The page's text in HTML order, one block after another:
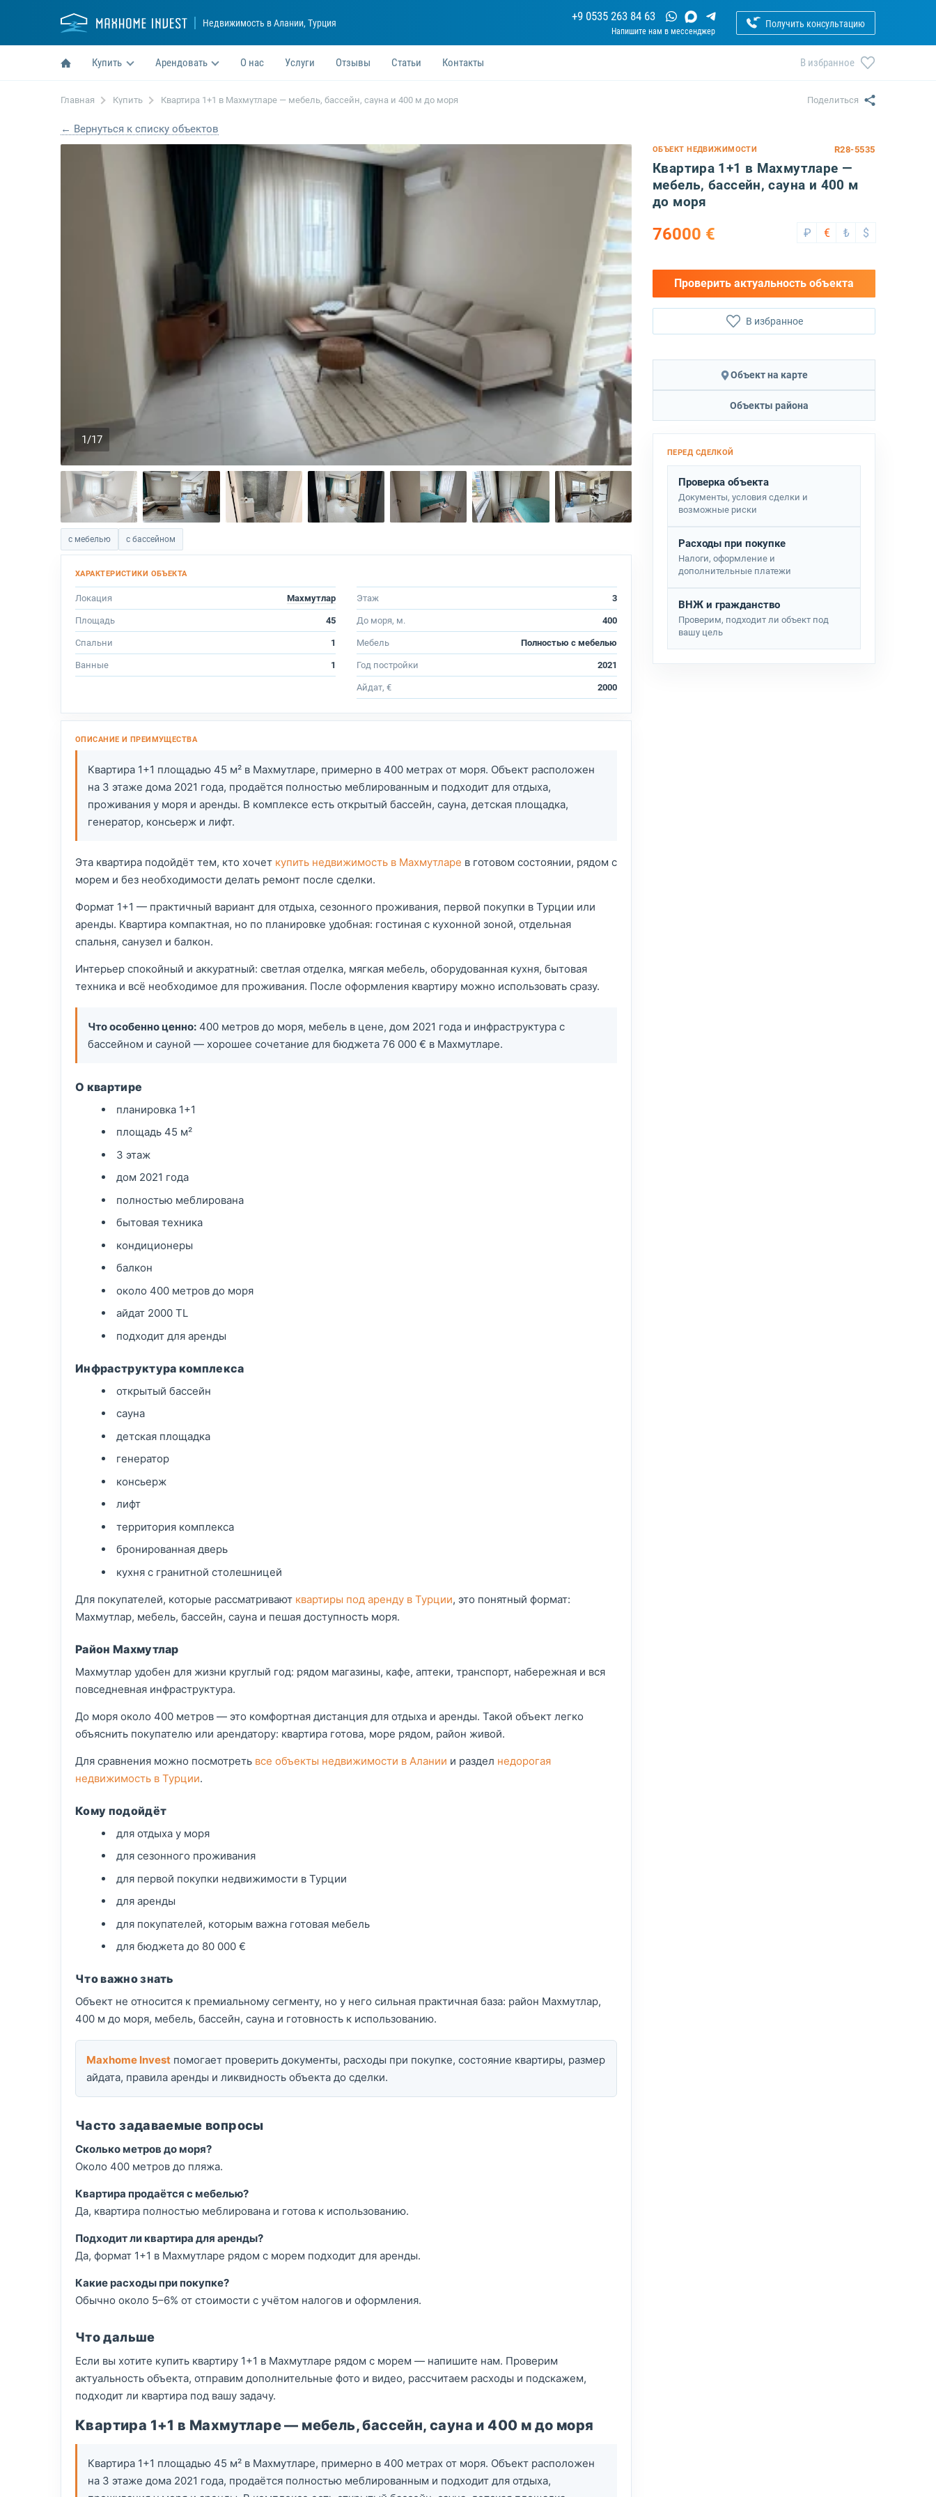
Недвижимость в Алании, Турция +9 0535 263 84 63
Получить консультацию
Купить Арендовать О нас Услуги Отзывы Статьи Контакты В избранное
Главная Купить Квартира 1+1 в Махмутларе — мебель, бассейн, сауна и 400 м до моря Поделиться
← Вернуться к списку объектов
1/17
с мебелью с бассейном
ОБЪЕКТ НЕДВИЖИМОСТИ R28-5535
Квартира 1+1 в Махмутларе —
мебель, бассейн, сауна и 400 м
до моря
76000 € ₽ € ₺ $
Проверить актуальность объекта
В избранное
Объект на карте
Объекты района
Проверка объекта
Документы, условия сделки и
возможные риски
Расходы при покупке
Налоги, оформление и
дополнительные платежи
ВНЖ и гражданство
Проверим, подходит ли объект под
вашу цель
Локация Махмутлар
Площадь 45
Спальни 1
Ванные 1
Этаж 3
До моря, м. 400
Мебель Полностью с мебелью
Год постройки 2021
Айдат, € 2000
Квартира 1+1 площадью 45 м² в Махмутларе, примерно в 400 метрах от моря. Объект расположен
на 3 этаже дома 2021 года, продаётся полностью меблированным и подходит для отдыха,
проживания у моря и аренды. В комплексе есть открытый бассейн, сауна, детская площадка,
генератор, консьерж и лифт.
Эта квартира подойдёт тем, кто хочет купить недвижимость в Махмутларе в готовом состоянии, рядом с
морем и без необходимости делать ремонт после сделки.
Формат 1+1 — практичный вариант для отдыха, сезонного проживания, первой покупки в Турции или
аренды. Квартира компактная, но по планировке удобная: гостиная с кухонной зоной, отдельная
спальня, санузел и балкон.
Интерьер спокойный и аккуратный: светлая отделка, мягкая мебель, оборудованная кухня, бытовая
техника и всё необходимое для проживания. После оформления квартиру можно использовать сразу.
Что особенно ценно: 400 метров до моря, мебель в цене, дом 2021 года и инфраструктура с
бассейном и сауной — хорошее сочетание для бюджета 76 000 € в Махмутларе.
О квартире
планировка 1+1
площадь 45 м²
3 этаж
дом 2021 года
полностью меблирована
бытовая техника
кондиционеры
балкон
около 400 метров до моря
айдат 2000 TL
подходит для аренды
Инфраструктура комплекса
открытый бассейн
сауна
детская площадка
генератор
консьерж
лифт
территория комплекса
бронированная дверь
кухня с гранитной столешницей
Для покупателей, которые рассматривают квартиры под аренду в Турции, это понятный формат:
Махмутлар, мебель, бассейн, сауна и пешая доступность моря.
Район Махмутлар
Махмутлар удобен для жизни круглый год: рядом магазины, кафе, аптеки, транспорт, набережная и вся
повседневная инфраструктура.
До моря около 400 метров — это комфортная дистанция для отдыха и аренды. Такой объект легко
объяснить покупателю или арендатору: квартира готова, море рядом, район живой.
Для сравнения можно посмотреть все объекты недвижимости в Алании и раздел недорогая
недвижимость в Турции.
Кому подойдёт
для отдыха у моря
для сезонного проживания
для первой покупки недвижимости в Турции
для аренды
для покупателей, которым важна готовая мебель
для бюджета до 80 000 €
Что важно знать
Объект не относится к премиальному сегменту, но у него сильная практичная база: район Махмутлар,
400 м до моря, мебель, бассейн, сауна и готовность к использованию.
Maxhome Invest помогает проверить документы, расходы при покупке, состояние квартиры, размер
айдата, правила аренды и ликвидность объекта до сделки.
Часто задаваемые вопросы
Сколько метров до моря?
Около 400 метров до пляжа.
Квартира продаётся с мебелью?
Да, квартира полностью меблирована и готова к использованию.
Подходит ли квартира для аренды?
Да, формат 1+1 в Махмутларе рядом с морем подходит для аренды.
Какие расходы при покупке?
Обычно около 5–6% от стоимости с учётом налогов и оформления.
Что дальше
Если вы хотите купить квартиру 1+1 в Махмутларе рядом с морем — напишите нам. Проверим
актуальность объекта, отправим дополнительные фото и видео, рассчитаем расходы и подскажем,
подходит ли квартира под вашу задачу.
Квартира 1+1 в Махмутларе — мебель, бассейн, сауна и 400 м до моря
Квартира 1+1 площадью 45 м² в Махмутларе, примерно в 400 метрах от моря. Объект расположен
на 3 этаже дома 2021 года, продаётся полностью меблированным и подходит для отдыха,